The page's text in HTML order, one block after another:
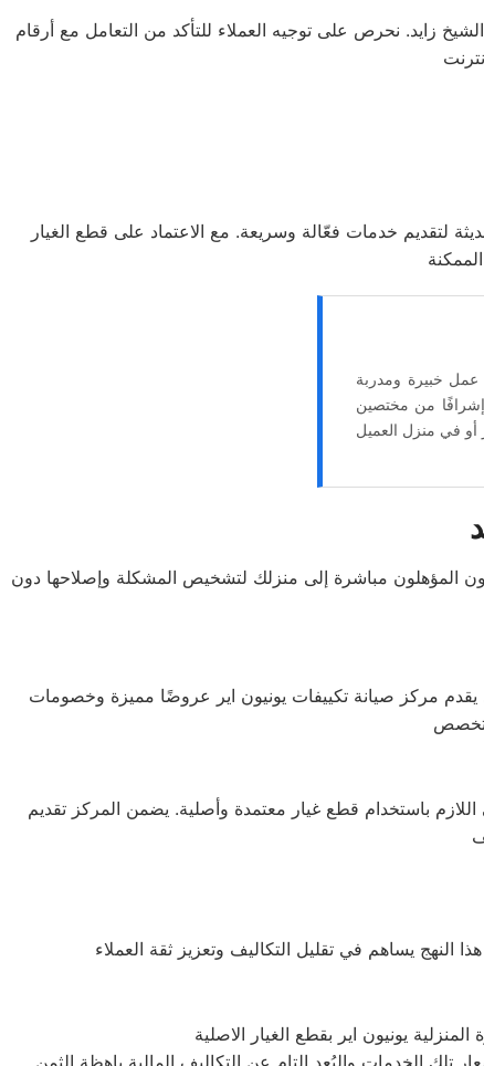
زايد. نحرص على توجيه العملاء للتأكد من التعامل مع أرقام
لتقديم خدمات فعّالة وسريعة. مع الاعتماد على قطع الغيار
عمل خبيرة ومدربة
إشرافًا من مختصين
سنوات في إصلاح الأجهزة المنزلية. يتوجه الفنيون المؤهلون مباشرة إلى منزلك لتشخيص المشكلة وإصلاحها دون
يقدم مركز صيانة تكييفات يونيون اير عروضًا مميزة وخصومات
باستخدام قطع غيار معتمدة وأصلية. يضمن المركز تقديم
يونيون اير بقطع الغيار الاصلية